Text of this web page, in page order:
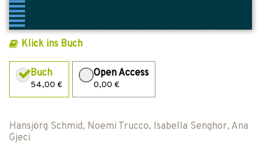
Klick ins Buch
Buch
54,00 €
Open Access
0,00 €
Hansjörg Schmid, Noemi Trucco, Isabella Senghor, Ana
Gjeci